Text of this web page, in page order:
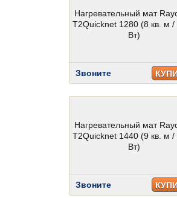
Нагревательный мат
T2Quicknet 1280 (8 кв. м /
Вт)
Звоните
Нагревательный мат
T2Quicknet 1440 (9 кв. м /
Вт)
Звоните